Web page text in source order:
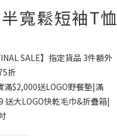
寬鬆短袖T恤
SALE】指定貨品 3件額外
折
滿$2,000送LOGO野餐墊|滿
大LOGO快乾毛巾&折疊箱|